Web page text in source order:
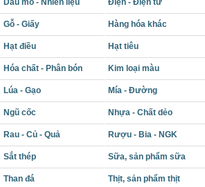
Dầu mỏ - Nhiên liệu Điện - Điện tử
Gỗ - Giấy Hàng hóa khác
Hạt điều Hạt tiêu
Hóa chất - Phân bón Kim loại màu
Lúa - Gạo Mía - Đường
Ngũ cốc Nhựa - Chất dẻo
Rau - Củ - Quả Rượu - Bia - NGK
Sắt thép Sữa, sản phẩm sữa
Than đá Thịt, sản phẩm thịt